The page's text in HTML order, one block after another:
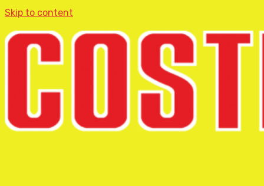
Skip to content